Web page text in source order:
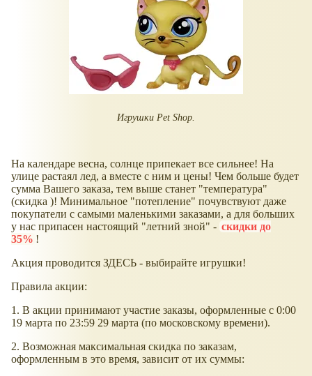
Игрушки Pet Shop.
На календаре весна, солнце припекает все сильнее! На
улице растаял лед, а вместе с ним и цены! Чем больше будет
сумма Вашего заказа, тем выше станет "температура"
(скидка )! Минимальное "потепление" почувствуют даже
покупатели с самыми маленькими заказами, а для больших
у нас припасен настоящий "летний зной" - скидки до
35% !
Акция проводится ЗДЕСЬ - выбирайте игрушки!
Правила акции:
1. В акции принимают участие заказы, оформленные с 0:00
19 марта по 23:59 29 марта (по московскому времени).
2. Возможная максимальная скидка по заказам,
оформленным в это время, зависит от их суммы: